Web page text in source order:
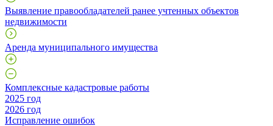
Выявление правообладателей ранее учтенных объектов
недвижимости
Аренда муниципального имущества
Комплексные кадастровые работы
2025 год
2026 год
Исправление ошибок